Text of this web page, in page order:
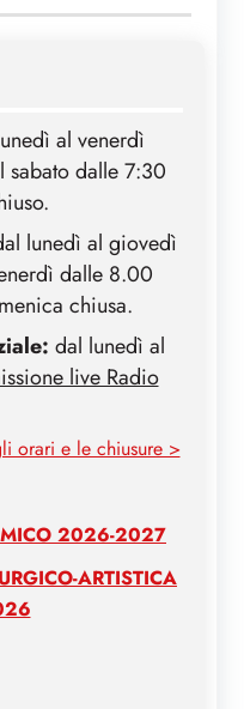
al venerdì
dalle 7:30
lunedì al giovedì
dalle 8.00
chiusa.
dal lunedì al
live Radio
orari e le chiusure >
2026-2027
ARTISTICA